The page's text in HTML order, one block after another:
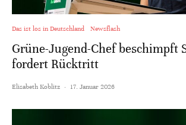
Das ist los in Deutschland Newsflash
Grüne-Jugend-Chef beschimpft
fordert Rücktritt
Elisabeth Koblitz · 17. Januar 2026